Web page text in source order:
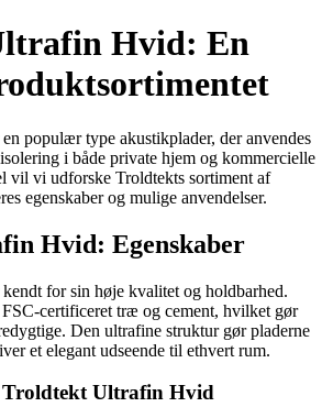
Hvid: En
populær type akustikplader, der anvendes
i både private hjem og kommercielle
vil vi udforske Troldtekts sortiment af
egenskaber og mulige anvendelser.
Hvid: Egenskaber
for sin høje kvalitet og holdbarhed.
certificeret træ og cement, hvilket gør
Den ultrafine struktur gør pladerne
et elegant udseende til ethvert rum.
Troldtekt Ultrafin Hvid